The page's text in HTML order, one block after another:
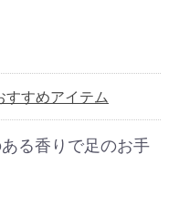
すすめアイテム
る香りで足のお手